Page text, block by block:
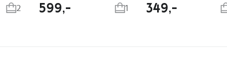
2 599,- 1 349,-